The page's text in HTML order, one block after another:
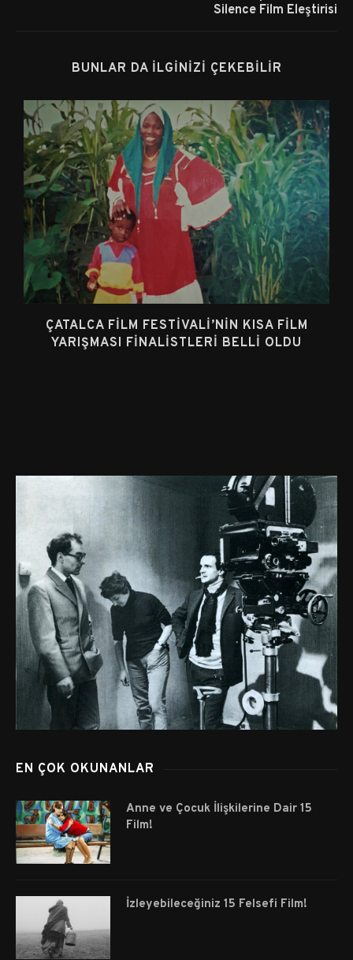
Silence Film Eleştirisi
BUNLAR DA İLGINIZI ÇEKEBILIR
ÇATALCA FILM FESTIVALI’NIN KISA FILM
YARIŞMASI FINALISTLERI BELLI OLDU
EN ÇOK OKUNANLAR
Anne ve Çocuk İlişkilerine Dair 15
Film!
İzleyebileceğiniz 15 Felsefi Film!